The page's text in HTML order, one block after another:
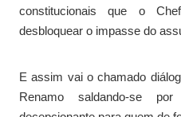
constitucionais que o
desbloquear o impasse do
E assim vai o chamado
Renamo saldando-se